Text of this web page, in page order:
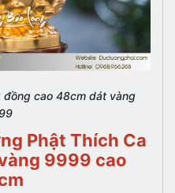
đồng cao 48cm dát vàng
Phật Thích Ca
9999 cao